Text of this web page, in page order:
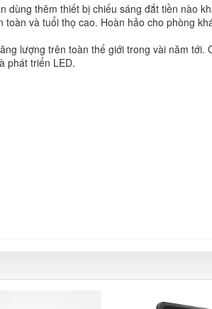
thêm thiết bị chiếu sáng đắt tiền nào
và tuổi thọ cao. Hoàn hảo cho phòng
lượng trên toàn thế giới trong vài năm tới.
phát triển LED.